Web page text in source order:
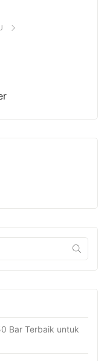
Bar Terbaik untuk